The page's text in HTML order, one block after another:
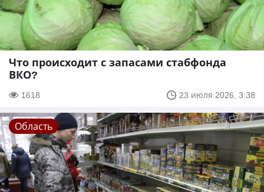
Что происходит с запасами стабфонда
ВКО?
1618 23 июля 2026, 3:38
Область